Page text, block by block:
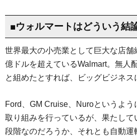
■ウォルマートはどういう結
世界最大の小売業として巨大な店
億ドルを超えているWalmart。無人
と組めたとすれば、ビッグビジネス
Ford、GM Cruise、Nuroというよう
取り組みを行っているが、果たし
段階なのだろうか、それとも自動運